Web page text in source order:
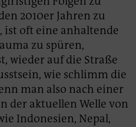
2010er Jahren zu
ist oft eine anhaltende
zu spüren,
wieder auf die Straße
wie schlimm die
man also nach einer
der aktuellen Welle von
Indonesien, Nepal,